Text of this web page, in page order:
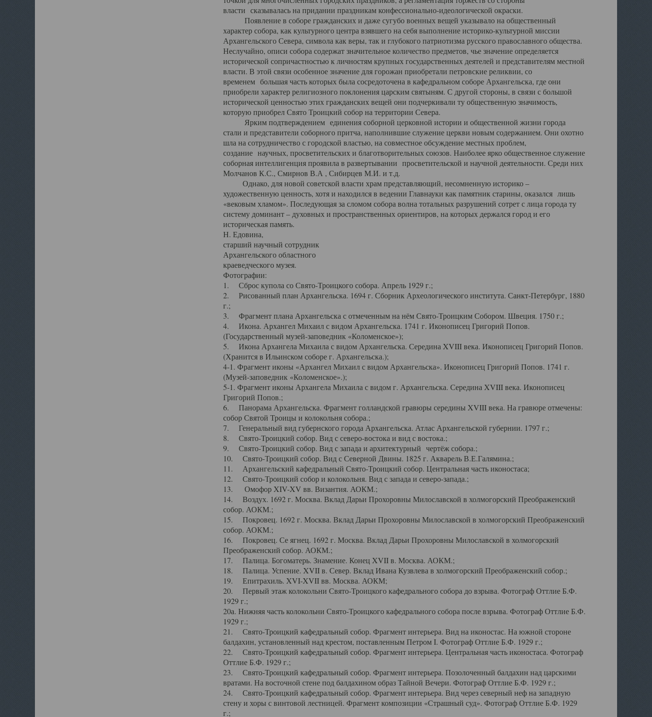
власти сказывалась на придании праздникам конфессионально-идеологической окраски.
Появление в соборе гражданских и даже сугубо военных вещей указывало на общественный
характер собора, как культурного центра взявшего на себя выполнение историко-культурной миссии
Архангельского Севера, символа как веры, так и глубокого патриотизма русского православного общества.
Неслучайно, описи собора содержат значительное количество предметов, чье значение определяется
исторической сопричастностью к личностям крупных государственных деятелей и представителям местной
власти. В этой связи особенное значение для горожан приобретали петровские реликвии, со
временем большая часть которых была сосредоточена в кафедральном соборе Архангельска, где они
приобрели характер религиозного поклонения царским святыням. С другой стороны, в связи с большой
исторической ценностью этих гражданских вещей они подчеркивали ту общественную значимость,
которую приобрел Свято Троицкий собор на территории Севера.
Ярким подтверждением единения соборной церковной истории и общественной жизни города
стали и представители соборного притча, наполнившие служение церкви новым содержанием. Они охотно
шла на сотрудничество с городской властью, на совместное обсуждение местных проблем,
создание научных, просветительских и благотворительных союзов. Наиболее ярко общественное служение
соборная интеллигенция проявила в развертывании просветительской и научной деятельности. Среди них
Молчанов К.С., Смирнов В.А , Сибирцев М.И. и т.д.
Однако, для новой советской власти храм представляющий, несомненную историко –
художественную ценность, хотя и находился в ведении Главнауки как памятник старины, оказался лишь
«вековым хламом». Последующая за сломом собора волна тотальных разрушений сотрет с лица города ту
систему доминант – духовных и пространственных ориентиров, на которых держался город и его
историческая память.
Н. Едовина,
старший научный сотрудник
Архангельского областного
краеведческого музея.
Фотографии:
1. Сброс купола со Свято-Троицкого собора. Апрель 1929 г.;
2. Рисованный план Архангельска. 1694 г. Сборник Археологического института. Санкт-Петербург, 1880
г.;
3. Фрагмент плана Архангельска с отмеченным на нём Свято-Троицким Собором. Швеция. 1750 г.;
4. Икона. Архангел Михаил с видом Архангельска. 1741 г. Иконописец Григорий Попов.
(Государственный музей-заповедник «Коломенское»);
5. Икона Архангела Михаила с видом Архангельска. Середина XVIII века. Иконописец Григорий Попов.
(Хранится в Ильинском соборе г. Архангельска.);
4-1. Фрагмент иконы «Архангел Михаил с видом Архангельска». Иконописец Григорий Попов. 1741 г.
(Музей-заповедник «Коломенское».);
5-1. Фрагмент иконы Архангела Михаила с видом г. Архангельска. Середина XVIII века. Иконописец
Григорий Попов.;
6. Панорама Архангельска. Фрагмент голландской гравюры середины XVIII века. На гравюре отмечены:
собор Святой Троицы и колокольня собора.;
7. Генеральный вид губернского города Архангельска. Атлас Архангельской губернии. 1797 г.;
8. Свято-Троицкий собор. Вид с северо-востока и вид с востока.;
9. Свято-Троицкий собор. Вид с запада и архитектурный чертёж собора.;
10. Свято-Троицкий собор. Вид с Северной Двины. 1825 г. Акварель В.Е.Галямина.;
11. Архангельский кафедральный Свято-Троицкий собор. Центральная часть иконостаса;
12. Свято-Троицкий собор и колокольня. Вид с запада и северо-запада.;
13. Омофор XIV-XV вв. Византия. АОКМ.;
14. Воздух. 1692 г. Москва. Вклад Дарьи Прохоровны Милославской в холмогорский Преображенский
собор. АОКМ.;
15. Покровец. 1692 г. Москва. Вклад Дарьи Прохоровны Милославской в холмогорский Преображенский
собор. АОКМ.;
16. Покровец. Се ягнец. 1692 г. Москва. Вклад Дарьи Прохоровны Милославской в холмогорский
Преображенский собор. АОКМ.;
17. Палица. Богоматерь. Знамение. Конец XVII в. Москва. АОКМ.;
18. Палица. Успение. XVII в. Север. Вклад Ивана Кузвлева в холмогорский Преображенский собор.;
19. Епитрахиль. XVI-XVII вв. Москва. АОКМ;
20. Первый этаж колокольни Свято-Троицкого кафедрального собора до взрыва. Фотограф Оттлие Б.Ф.
1929 г.;
20а. Нижняя часть колокольни Свято-Троицкого кафедрального собора после взрыва. Фотограф Оттлие Б.Ф.
1929 г.;
21. Свято-Троицкий кафедральный собор. Фрагмент интерьера. Вид на иконостас. На южной стороне
балдахин, установленный над крестом, поставленным Петром I. Фотограф Оттлие Б.Ф. 1929 г.;
22. Свято-Троицкий кафедральный собор. Фрагмент интерьера. Центральная часть иконостаса. Фотограф
Оттлие Б.Ф. 1929 г.;
23. Свято-Троицкий кафедральный собор. Фрагмент интерьера. Позолоченный балдахин над царскими
вратами. На восточной стене под балдахином образ Тайной Вечери. Фотограф Оттлие Б.Ф. 1929 г.;
24. Свято-Троицкий кафедральный собор. Фрагмент интерьера. Вид через северный неф на западную
стену и хоры с винтовой лестницей. Фрагмент композиции «Страшный суд». Фотограф Оттлие Б.Ф. 1929
г.;